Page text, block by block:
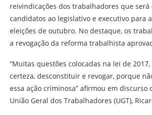
reivindicações dos trabalhadores que será
candidatos ao legislativo e executivo para
eleições de outubro. No destaque, os
a revogação da reforma trabalhista
“Muitas questões colocadas na lei de 2017,
certeza, desconstituir e revogar, porque
essa ação criminosa” afirmou em discurso
União Geral dos Trabalhadores (UGT),